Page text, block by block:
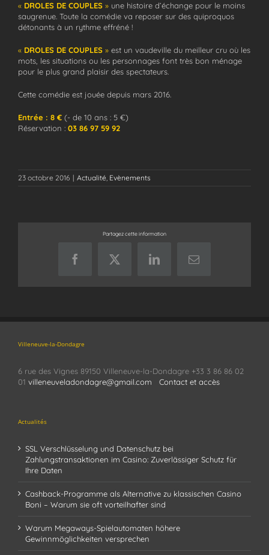
« DROLES DE COUPLES » une histoire d’échange pour le moins
saugrenue. Toute la comédie va reposer sur des quiproquos
détonants à un rythme effréné !
« DROLES DE COUPLES » est un vaudeville du meilleur cru où les
mots, les situations ou les personnages font très bon ménage
pour le plus grand plaisir des spectateurs.
Cette comédie est jouée depuis mars 2016.
Entrée : 8 € (- de 10 ans : 5 €)
Réservation : 03 86 97 59 92
23 octobre 2016 | Actualité, Evènements
Partagez cette information
FacebookX LinkedInEmail
Villeneuve-la-Dondagre
6 rue des Vignes 89150 Villeneuve-la-Dondagre +33 3 86 86 02
01 villeneuveladondagre@gmail.com Contact et accès
Actualités
SSL Verschlüsselung und Datenschutz bei
Zahlungstransaktionen im Casino: Zuverlässiger Schutz für
Ihre Daten
Cashback-Programme als Alternative zu klassischen Casino
Boni – Warum sie oft vorteilhafter sind
Warum Megaways-Spielautomaten höhere
Gewinnmöglichkeiten versprechen